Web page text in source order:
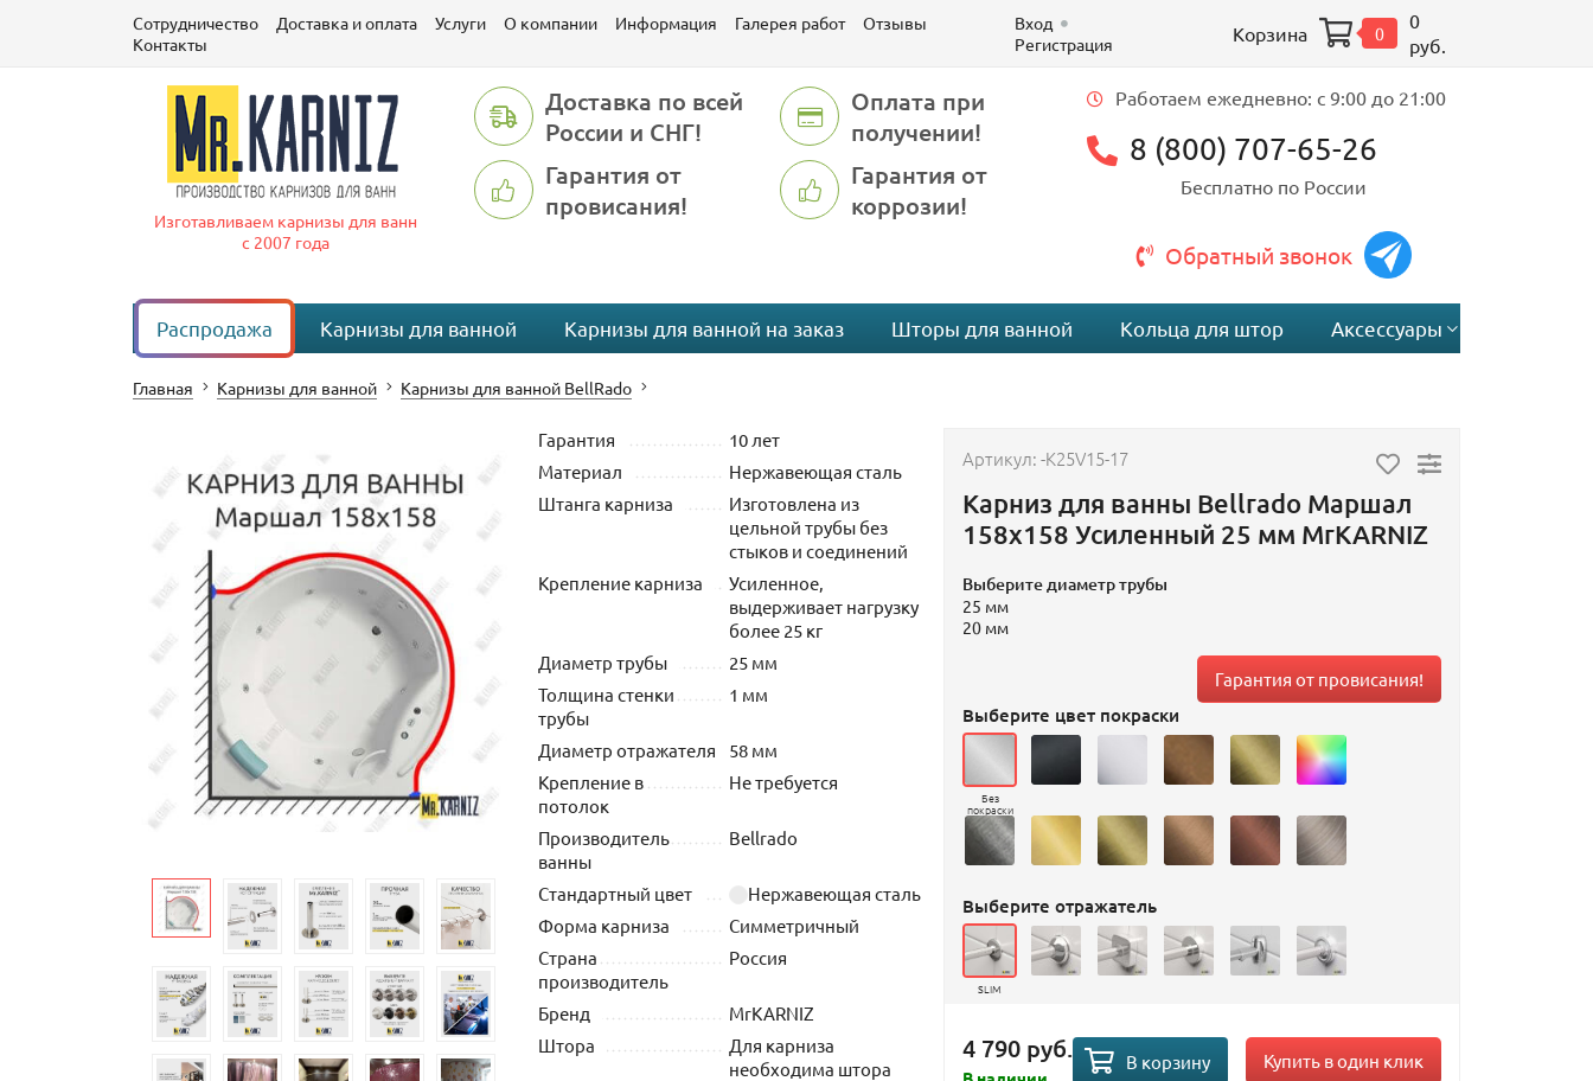
Сотрудничество Доставка и оплата Услуги О компании Информация Галерея работ
Отзывы
Контакты
Вход
Регистрация
Корзина 0
0
руб.
Изготавливаем карнизы для ванн
с 2007 года
Доставка по всей
России и СНГ!
Оплата при
получении!
Гарантия от
провисания!
Гарантия от
коррозии!
Работаем ежедневно: c 9:00 до 21:00
8 (800) 707-65-26
Бесплатно по России
Обратный звонок
Распродажа Карнизы для ванной Карнизы для ванной на заказ Шторы для ванной Кольца для штор Аксессуары
Главная Карнизы для ванной Карнизы для ванной BellRado
Гарантия
10 лет
Материал
Нержавеющая сталь
Штанга карниза
Изготовлена из
цельной трубы без
стыков и соединений
Крепление карниза
Усиленное,
выдерживает нагрузку
более 25 кг
Диаметр трубы
25 мм
Толщина стенки
трубы
1 мм
Диаметр отражателя
58 мм
Крепление в
потолок
Не требуется
Производитель
ванны
Bellrado
Стандартный цвет
Нержавеющая сталь
Форма карниза
Симметричный
Страна
производитель
Россия
Бренд
MrKARNIZ
Штора
Для карниза
необходима штора
Артикул:-K25V15-17
Карниз для ванны Bellrado Маршал
158х158 Усиленный 25 мм MrKARNIZ
Выберите диаметр трубы
25 мм
20 мм
Гарантия от провисания!
Выберите цвет покраски
Без
покраски
Выберите отражатель
SLIM
4 790 руб. В корзину Купить в один клик